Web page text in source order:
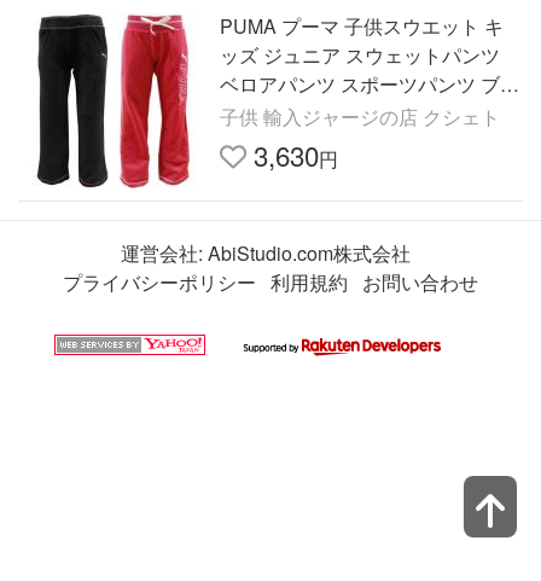
PUMA プーマ 子供スウエット キ
ッズ ジュニア スウェットパンツ
ベロアパンツ スポーツパンツ ブラ
ック レンガ 120cm 130cm 140cm
子供 輸入ジャージの店 クシェト
3,630円
運営会社: AbiStudio.com株式会社
プライバシーポリシー 利用規約 お問い合わせ